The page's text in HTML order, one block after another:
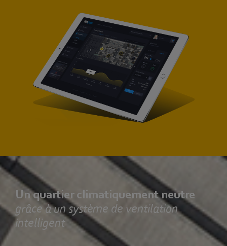
Un quartier climatiquement neutre
grâce à un système de ventilation
intelligent